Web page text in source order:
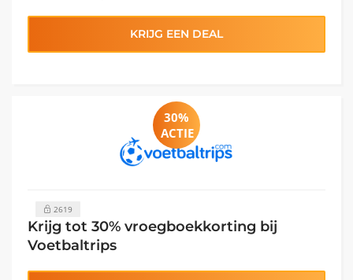
KRIJG EEN DEAL
30%
ACTIE
2619
Krijg tot 30% vroegboekkorting bij
Voetbaltrips